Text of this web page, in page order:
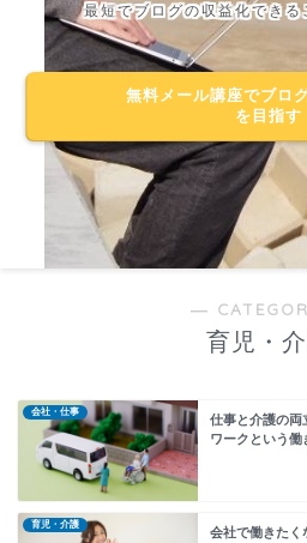
最短でブログの収益化でき
無料メール講座でブロ
を目指す
―
育児・
会社・仕事
仕事と介護の両
ワークという働
育児・介護
会社で働きた